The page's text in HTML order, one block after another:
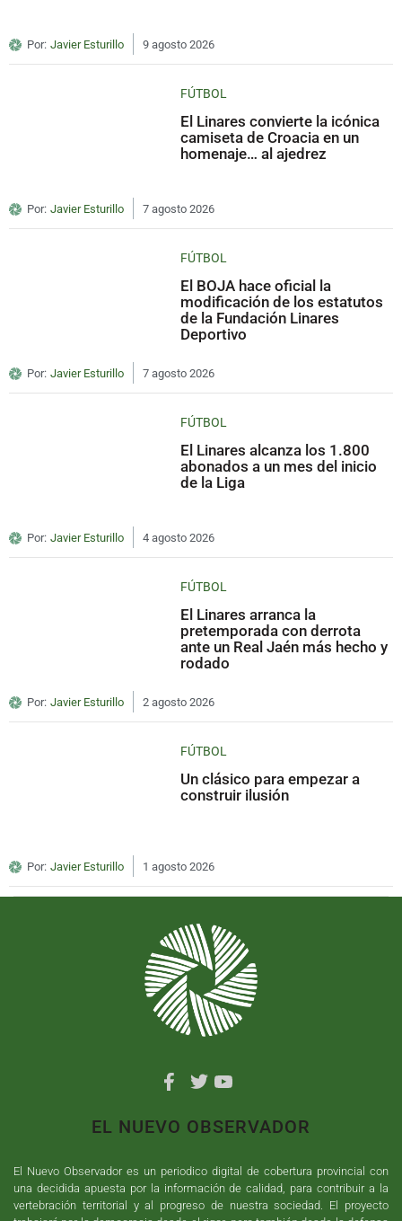
Por: Javier Esturillo 9 agosto 2026
FÚTBOL
El Linares convierte la icónica
camiseta de Croacia en un
homenaje… al ajedrez
Por: Javier Esturillo 7 agosto 2026
FÚTBOL
El BOJA hace oficial la
modificación de los estatutos
de la Fundación Linares
Deportivo
Por: Javier Esturillo 7 agosto 2026
FÚTBOL
El Linares alcanza los 1.800
abonados a un mes del inicio
de la Liga
Por: Javier Esturillo 4 agosto 2026
FÚTBOL
El Linares arranca la
pretemporada con derrota
ante un Real Jaén más hecho y
rodado
Por: Javier Esturillo 2 agosto 2026
FÚTBOL
Un clásico para empezar a
construir ilusión
Por: Javier Esturillo 1 agosto 2026
EL NUEVO OBSERVADOR
El Nuevo Observador es un periodico digital de cobertura provincial con
una decidida apuesta por la información de calidad, para contribuir a la
vertebración territorial y al progreso de nuestra sociedad. El proyecto